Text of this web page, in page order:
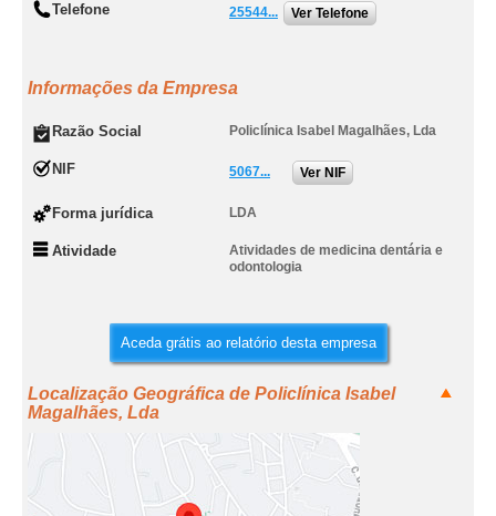
Telefone 25544... Ver Telefone
Informações da Empresa
Razão Social Policlínica Isabel Magalhães, Lda
NIF 5067... Ver NIF
Forma jurídica LDA
Atividade
Atividades de medicina dentária e
odontologia
Aceda grátis ao relatório desta empresa
Localização Geográfica de Policlínica Isabel
Magalhães, Lda